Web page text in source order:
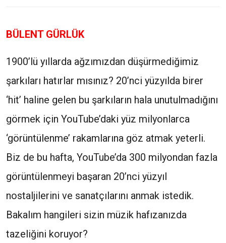
BÜLENT GÜRLÜK
1900’lü yıllarda ağzımızdan düşürmediğimiz
şarkıları hatırlar mısınız? 20’nci yüzyılda birer
‘hit’ haline gelen bu şarkıların hala unutulmadığını
görmek için YouTube’daki yüz milyonlarca
‘görüntülenme’ rakamlarına göz atmak yeterli.
Biz de bu hafta, YouTube’da 300 milyondan fazla
görüntülenmeyi başaran 20’nci yüzyıl
nostaljilerini ve sanatçılarını anmak istedik.
Bakalım hangileri sizin müzik hafızanızda
tazeliğini koruyor?